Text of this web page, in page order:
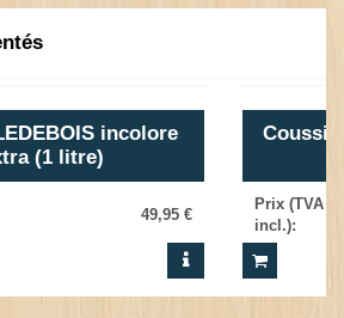
incolore
(1 litre)
49,95 €
Prix (TVA
incl.):